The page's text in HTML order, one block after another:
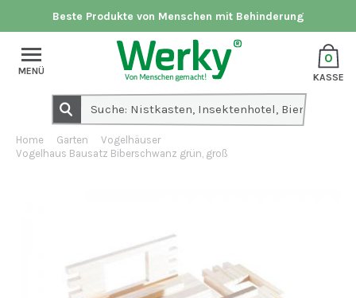
Beste Produkte von Menschen mit Behinderung
0
KASSE
MENÜ
Home Garten
Vogelhäuser
Vogelhaus Bausatz Biberschwanz grün, groß